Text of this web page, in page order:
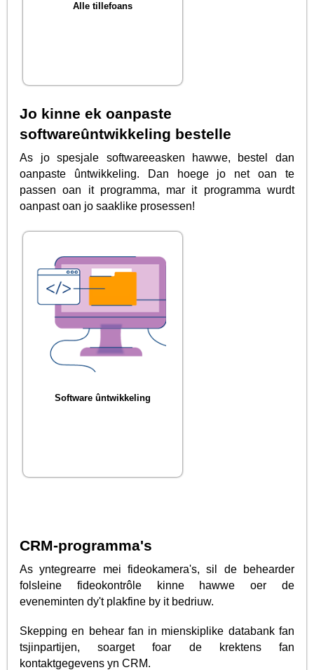
Alle tillefoans
Jo kinne ek oanpaste
softwareûntwikkeling bestelle
As jo spesjale softwareeasken hawwe, bestel dan
oanpaste ûntwikkeling. Dan hoege jo net oan te
passen oan it programma, mar it programma wurdt
oanpast oan jo saaklike prosessen!
Software ûntwikkeling
CRM-programma's
As yntegrearre mei fideokamera's, sil de behearder
folsleine fideokontrôle kinne hawwe oer de
eveneminten dy't plakfine by it bedriuw.
Skepping en behear fan in mienskiplike databank fan
tsjinpartijen, soarget foar de krektens fan
kontaktgegevens yn CRM.